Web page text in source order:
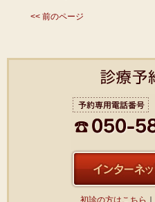
<< 前のページ
初診の方はこちら